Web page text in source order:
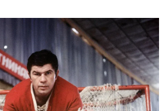
соучастником»,
свое гражданство РФ
СОУЧАСТНИКОМ
С ДРУЗЬЯМИ
пишите donate@novayagazeta.ruили